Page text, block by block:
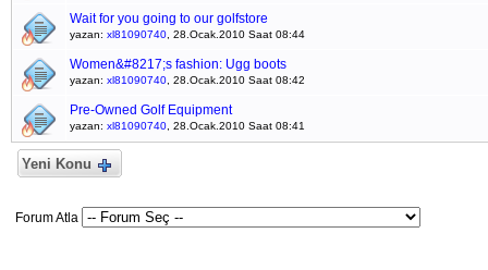
Wait for you going to our golfstore
yazan: xl81090740 , 28.Ocak.2010 Saat 08:44
Women&#8217;s fashion: Ugg boots
yazan: xl81090740 , 28.Ocak.2010 Saat 08:42
Pre-Owned Golf Equipment
yazan: xl81090740 , 28.Ocak.2010 Saat 08:41
Yeni Konu
Forum Atla